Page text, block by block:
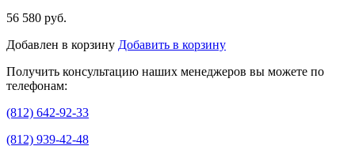
56 580 руб.
Добавлен в корзину Добавить в корзину
Получить консультацию наших менеджеров вы можете по
телефонам:
(812) 642-92-33
(812) 939-42-48